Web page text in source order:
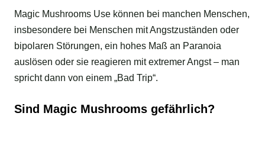
Magic Mushrooms Use können bei manchen Menschen,
insbesondere bei Menschen mit Angstzuständen oder
bipolaren Störungen, ein hohes Maß an Paranoia
auslösen oder sie reagieren mit extremer Angst – man
spricht dann von einem „Bad Trip“.
Sind Magic Mushrooms gefährlich?